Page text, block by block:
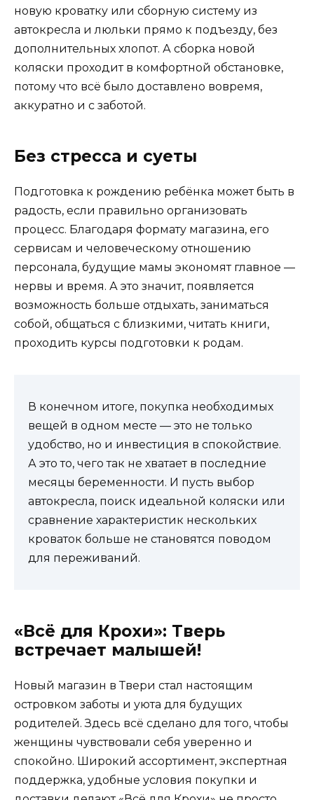
новую кроватку или сборную систему из
автокресла и люльки прямо к подъезду, без
дополнительных хлопот. А сборка новой
коляски проходит в комфортной обстановке,
потому что всё было доставлено вовремя,
аккуратно и с заботой.
Без стресса и суеты
Подготовка к рождению ребёнка может быть в
радость, если правильно организовать
процесс. Благодаря формату магазина, его
сервисам и человеческому отношению
персонала, будущие мамы экономят главное —
нервы и время. А это значит, появляется
возможность больше отдыхать, заниматься
собой, общаться с близкими, читать книги,
проходить курсы подготовки к родам.
В конечном итоге, покупка необходимых
вещей в одном месте — это не только
удобство, но и инвестиция в спокойствие.
А это то, чего так не хватает в последние
месяцы беременности. И пусть выбор
автокресла, поиск идеальной коляски или
сравнение характеристик нескольких
кроваток больше не становятся поводом
для переживаний.
«Всё для Крохи»: Тверь
встречает малышей!
Новый магазин в Твери стал настоящим
островком заботы и уюта для будущих
родителей. Здесь всё сделано для того, чтобы
женщины чувствовали себя уверенно и
спокойно. Широкий ассортимент, экспертная
поддержка, удобные условия покупки и